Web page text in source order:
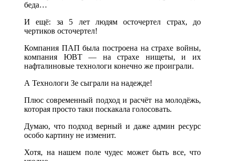
беда…
И ещё: за 5 лет людям осточертел страх, до
чертиков осточертел!
Компания ПАП была построена на страхе войны,
компания ЮВТ — на страхе нищеты, и их
нафталиновые технологи конечно же проиграли.
А Технологи Зе сыграли на надежде!
Плюс современный подход и расчёт на молодёжь,
которая просто таки поскакала голосовать.
Думаю, что подход верный и даже админ ресурс
особо картину не изменит.
Хотя, на нашем поле чудес может быть все, что